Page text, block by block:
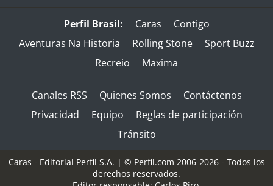
Perfil Brasil: Caras
Contigo
Aventuras Na Historia
Rolling Stone
Sport Buzz
Recreio
Maxima
Canales RSS Quienes Somos
Contáctenos
Privacidad
Equipo
Reglas de participación
Tránsito
Caras - Editorial Perfil S.A. | © Perfil.com 2006-2026 - Todos los
derechos reservados.